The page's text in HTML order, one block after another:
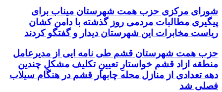
شورای مرکزی حزب همت شهرستان میناب برای
پیگیری مطالبات مردمی روز گذشته با دامن کشان
ریاست مخابرات این شهرستان دیدار و گفتگو کردند
حزب همت شهرستان قشم طی نامه ایی از مدیرعامل
منطقه ازاد قشم خواستارِ تعیینِ تکلیف مشکلِ چندین
دهه تعدادی از منازل محله چابهار قشم در هنگام سیلاب
فصلی شد